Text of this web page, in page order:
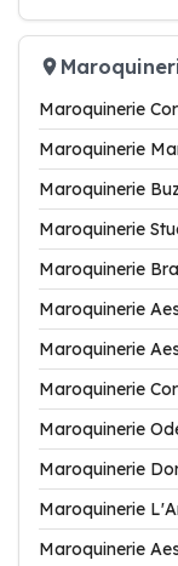
Maroquinerie
Maroquinerie
Maroquinerie
Maroquinerie
Maroquinerie
Maroquinerie
Maroquinerie
Maroquinerie
Maroquinerie
Maroquinerie
Maroquinerie
Maroquinerie